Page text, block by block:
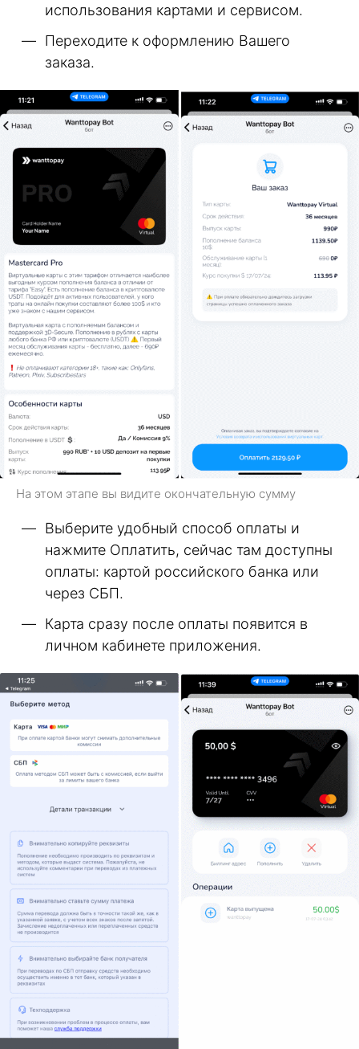
использования картами и сервисом.
Переходите к оформлению Вашего
заказа.
На этом этапе вы видите окончательную сумму
Выберите удобный способ оплаты и
нажмите Оплатить, сейчас там доступны
оплаты: картой российского банка или
через СБП.
Карта сразу после оплаты появится в
личном кабинете приложения.